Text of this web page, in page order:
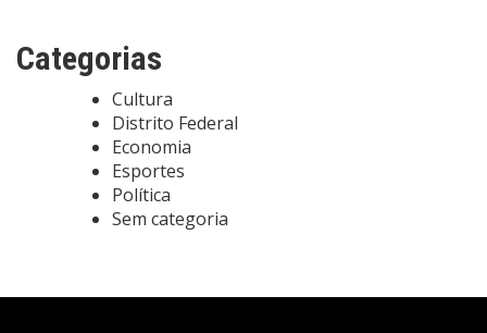
Categorias
Cultura
Distrito Federal
Economia
Esportes
Política
Sem categoria